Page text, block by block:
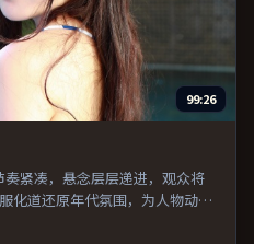
99:26
紧凑，悬念层层递进，观众将
化道还原年代氛围，为人物动机
适合周末一口气看完。